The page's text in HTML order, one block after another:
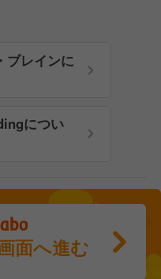
ブレインに
につい
面へ進む